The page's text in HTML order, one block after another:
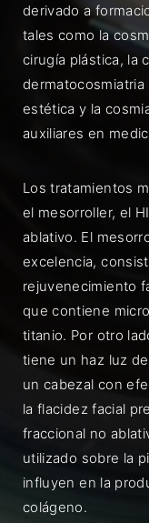
derivado a
tales como la
cirugía plástica, la
dermatocosmiatria
estética y la
auxiliares en
Los tratamientos
el mesorroller, el
ablativo. El
excelencia,
rejuvenecimiento
que contiene
titanio. Por otro
tiene un haz luz
un cabezal con
la flacidez facial
fraccional no
utilizado sobre la
influyen en la
colágeno.